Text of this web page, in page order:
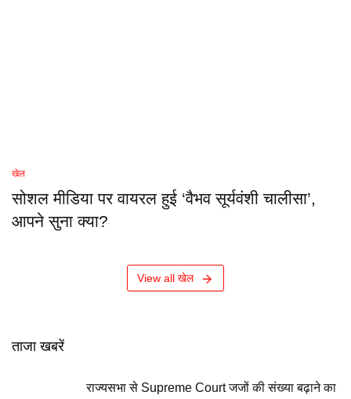
खेल
सोशल मीडिया पर वायरल हुई ‘वैभव सूर्यवंशी चालीसा’,
आपने सुना क्या?
View all खेल
ताजा खबरें
राज्यसभा से Supreme Court जजों की संख्या बढ़ाने का